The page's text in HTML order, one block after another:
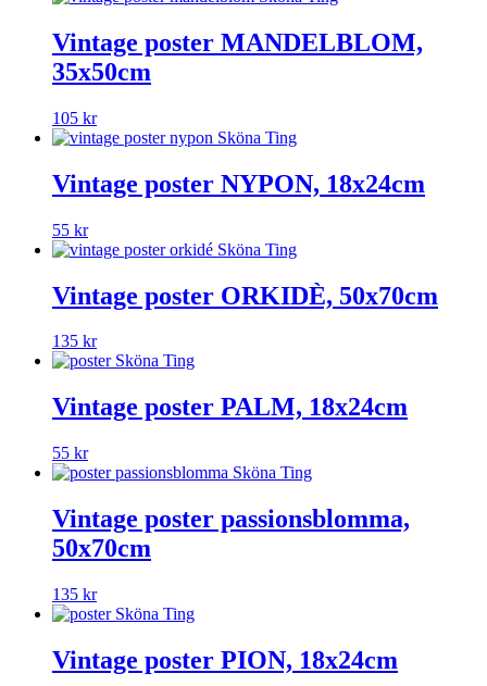
Vintage poster MANDELBLOM,
35x50cm
105 kr
Vintage poster NYPON, 18x24cm
55 kr
Vintage poster ORKIDÈ, 50x70cm
135 kr
Vintage poster PALM, 18x24cm
55 kr
Vintage poster passionsblomma,
50x70cm
135 kr
Vintage poster PION, 18x24cm